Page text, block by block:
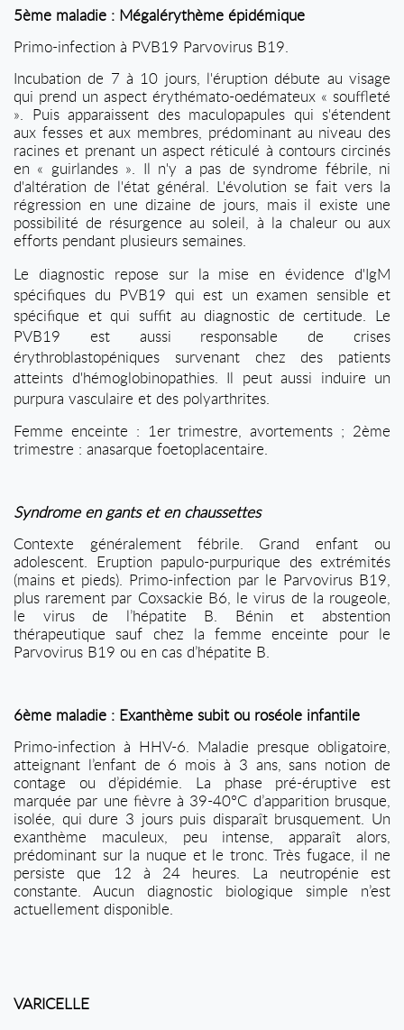
5ème maladie : Mégalérythème épidémique
Primo-infection à PVB19 Parvovirus B19.
Incubation de 7 à 10 jours, l'éruption débute au visage
qui prend un aspect érythémato-oedémateux « souffleté
». Puis apparaissent des maculopapules qui s'étendent
aux fesses et aux membres, prédominant au niveau des
racines et prenant un aspect réticulé à contours circinés
en « guirlandes ». Il n'y a pas de syndrome fébrile, ni
d'altération de l'état général. L'évolution se fait vers la
régression en une dizaine de jours, mais il existe une
possibilité de résurgence au soleil, à la chaleur ou aux
efforts pendant plusieurs semaines.
Le diagnostic repose sur la mise en évidence d'IgM
spécifiques du PVB19 qui est un examen sensible et
spécifique et qui suffit au diagnostic de certitude. Le
PVB19 est aussi responsable de crises
érythroblastopéniques survenant chez des patients
atteints d'hémoglobinopathies. Il peut aussi induire un
purpura vasculaire et des polyarthrites.
Femme enceinte : 1er trimestre, avortements ; 2ème
trimestre : anasarque foetoplacentaire.
Syndrome en gants et en chaussettes
Contexte généralement fébrile. Grand enfant ou
adolescent. Eruption papulo-purpurique des extrémités
(mains et pieds). Primo-infection par le Parvovirus B19,
plus rarement par Coxsackie B6, le virus de la rougeole,
le virus de l’hépatite B. Bénin et abstention
thérapeutique sauf chez la femme enceinte pour le
Parvovirus B19 ou en cas d’hépatite B.
6ème maladie : Exanthème subit ou roséole infantile
Primo-infection à HHV-6. Maladie presque obligatoire,
atteignant l’enfant de 6 mois à 3 ans, sans notion de
contage ou d’épidémie. La phase pré-éruptive est
marquée par une fièvre à 39-40°C d’apparition brusque,
isolée, qui dure 3 jours puis disparaît brusquement. Un
exanthème maculeux, peu intense, apparaît alors,
prédominant sur la nuque et le tronc. Très fugace, il ne
persiste que 12 à 24 heures. La neutropénie est
constante. Aucun diagnostic biologique simple n’est
actuellement disponible.
VARICELLE